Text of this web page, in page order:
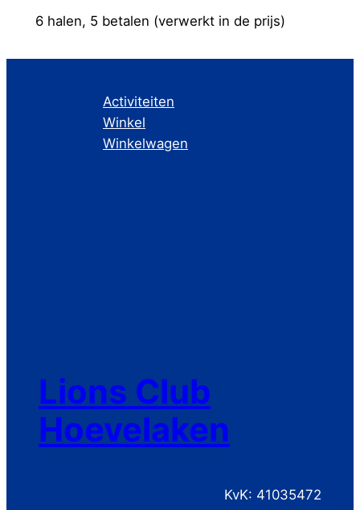
6 halen, 5 betalen (verwerkt in de prijs)
Activiteiten
Winkel
Winkelwagen
Lions Club
Hoevelaken
KvK: 41035472